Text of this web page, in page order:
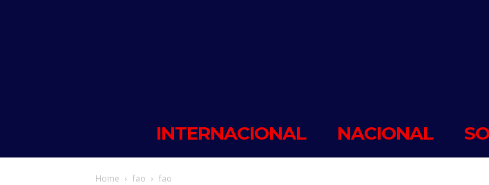
INTERNACIONAL NACIONAL
Home fao fao